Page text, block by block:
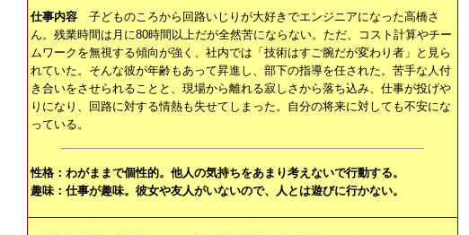
仕事内容 子どものころから回路いじりが大好きでエンジニアになった高橋さ
ん。残業時間は月に80時間以上だが全然苦にならない。ただ、コスト計算やチー
ムワークを無視する傾向が強く、社内では「技術はすご腕だが変わり者」と見ら
れていた。そんな彼が年齢もあって昇進し、部下の指導を任された。苦手な人付
き合いをさせられることと、現場から離れる寂しさから落ち込み、仕事が投げや
りになり、回路に対する情熱も失せてしまった。自分の将来に対しても不安にな
っている。
性格：わがままで個性的。他人の気持ちをあまり考えないで行動する。
趣味：仕事が趣味。彼女や友人がいないので、人とは遊びに行かない。